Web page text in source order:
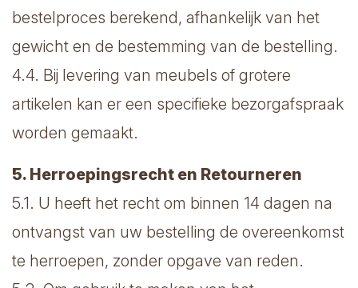
bestelproces berekend, afhankelijk van het
gewicht en de bestemming van de bestelling.
4.4. Bij levering van meubels of grotere
artikelen kan er een specifieke bezorgafspraak
worden gemaakt.
5. Herroepingsrecht en Retourneren
5.1. U heeft het recht om binnen 14 dagen na
ontvangst van uw bestelling de overeenkomst
te herroepen, zonder opgave van reden.